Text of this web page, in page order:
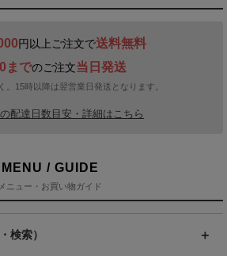
円以上ご注文で送料無料
までのご注文当日発送
。15時以降は翌営業日発送となります。
配達日数目安・詳細はこちら
MENU / GUIDE
メニュー・お買い物ガイド
検索）